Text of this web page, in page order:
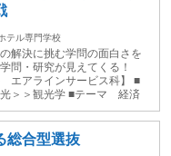
テル専門学校
解決に挑む学問の面白さを
問・研究が見えてくる！
エアラインサービス科】 ■
＞＞観光学 ■テーマ 経済
総合型選抜